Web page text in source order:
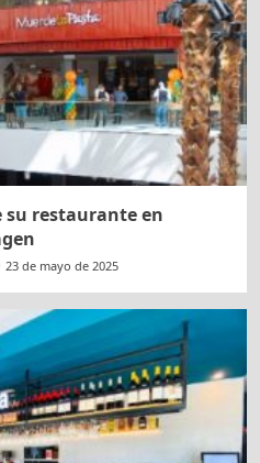
su restaurante en
23 de mayo de 2025